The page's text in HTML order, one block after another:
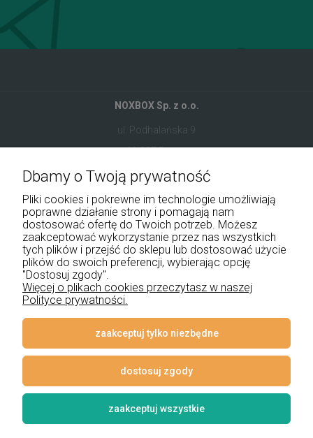
NOXBOX Sp. z o.o.
ul. Podhalańska 9
41-907 Bytom
+48 534 555 344
sklep@noxbox.pl
Pomoc
Płatności i dostawa
Informacje
Dbamy o Twoją prywatność
Pliki cookies i pokrewne im technologie umożliwiają
poprawne działanie strony i pomagają nam
dostosować ofertę do Twoich potrzeb. Możesz
zaakceptować wykorzystanie przez nas wszystkich
tych plików i przejść do sklepu lub dostosować użycie
plików do swoich preferencji, wybierając opcję
"Dostosuj zgody".
Więcej o plikach cookies przeczytasz w naszej
Polityce prywatności.
zaakceptuj tylko niezbędne
dostosuj zgody
zaakceptuj wszystkie